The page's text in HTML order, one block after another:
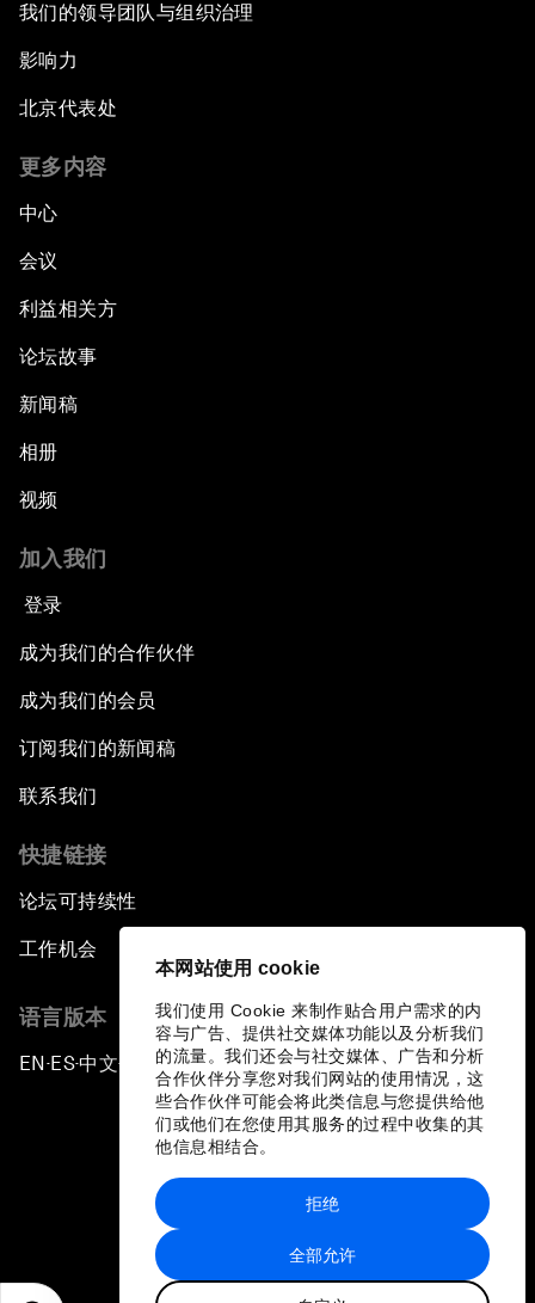
本网站使用 cookie
我们使用 Cookie 来制作贴合用户需求的内
容与广告、提供社交媒体功能以及分析我们
的流量。我们还会与社交媒体、广告和分析
合作伙伴分享您对我们网站的使用情况，这
些合作伙伴可能会将此类信息与您提供给他
们或他们在您使用其服务的过程中收集的其
他信息相结合。
全部允许
拒绝
我们的领导团队与组织治理
影响力
北京代表处
更多内容
中心
会议
利益相关方
论坛故事
新闻稿
相册
视频
加入我们
登录
成为我们的合作伙伴
成为我们的会员
订阅我们的新闻稿
联系我们
快捷链接
论坛可持续性
工作机会
语言版本
EN ▪ ES▪中文▪ 日本語
站点地图